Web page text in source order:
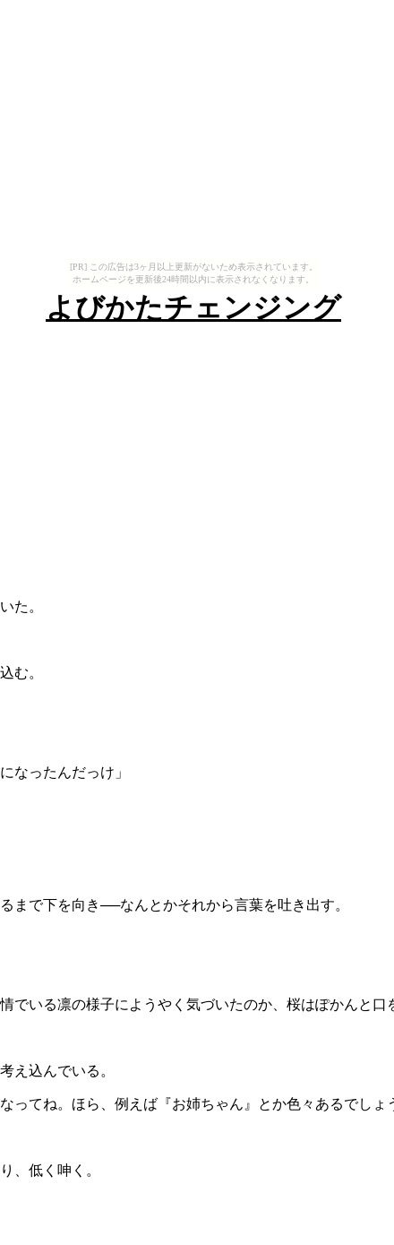
[PR] この広告は3ヶ月以上更新がないため表示されています。
ホームページを更新後24時間以内に表示されなくなります。
よびかたチェンジング
た。
む。
なったんだっけ」
で下を向き──なんとかそれから言葉を吐き出す。
いる凛の様子にようやく気づいたのか、桜はぽかんと口
え込んでいる。
ってね。ほら、例えば『お姉ちゃん』とか色々あるでしょ
、低く呻く。